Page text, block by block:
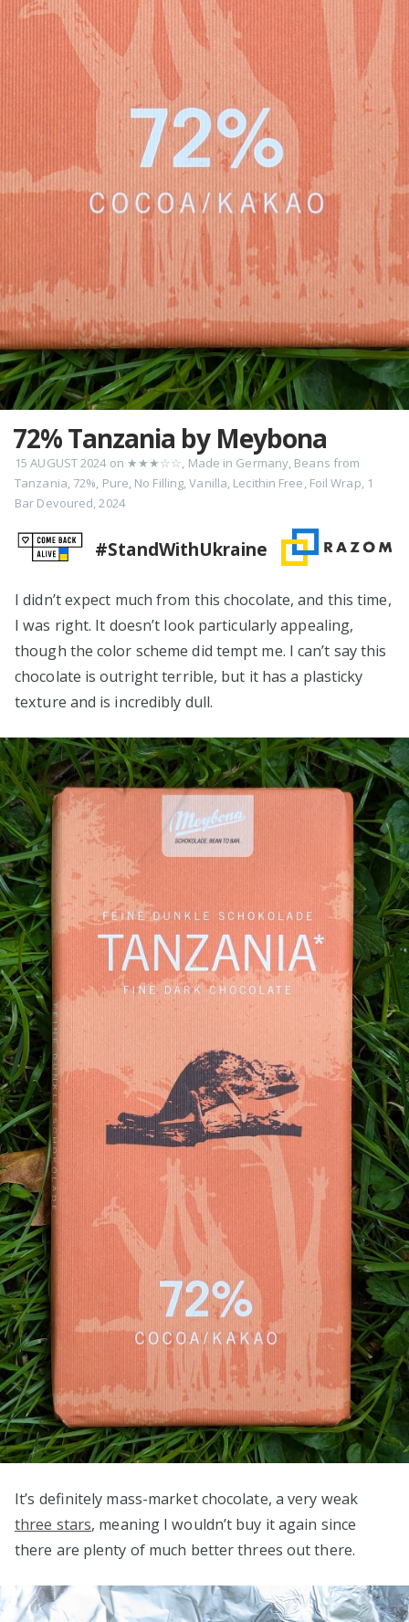
72% Tanzania by Meybona
15 AUGUST 2024on ★★★☆☆, Made in Germany, Beans from
Tanzania, 72%, Pure, No Filling,Vanilla, Lecithin Free, Foil Wrap, 1
Bar Devoured,2024
#StandWithUkraine
I didn’t expect much from this chocolate, and this time,
I was right. It doesn’t look particularly appealing,
though the color scheme did tempt me. I can’t say this
chocolate is outright terrible, but it has a plasticky
texture and is incredibly dull.
It’s definitely mass-market chocolate, a very weak
three stars, meaning I wouldn’t buy it again since
there are plenty of much better threes out there.